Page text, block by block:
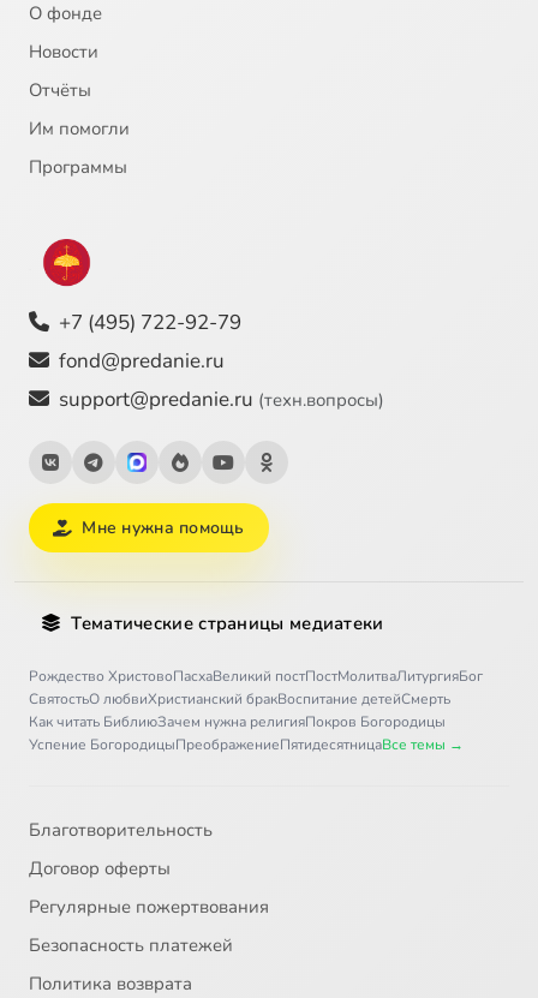
О фонде
Новости
Отчёты
Им помогли
Программы
+7 (495) 722-92-79
fond@predanie.ru
support@predanie.ru (техн.вопросы)
Мне нужна помощь
Тематические страницы медиатеки
Рождество ХристовоПасхаВеликий постПостМолитваЛитургияБог
СвятостьО любвиХристианский бракВоспитание детейСмерть
Как читать БиблиюЗачем нужна религияПокров Богородицы
Успение БогородицыПреображениеПятидесятницаВсе темы →
Благотворительность
Договор оферты
Регулярные пожертвования
Безопасность платежей
Политика возврата